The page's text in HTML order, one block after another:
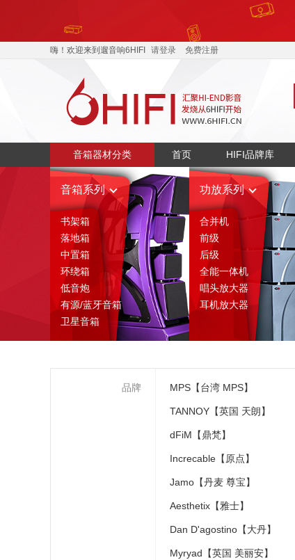
嗨！欢迎来到遛音响6HIFI 请登录 免费注册
音箱器材分类 首页 HIFI品牌库
音箱系列
书架箱
落地箱
中置箱
环绕箱
低音炮
有源/蓝牙音箱
卫星音箱
功放系列
合并机
前级
后级
全能一体机
唱头放大器
耳机放大器
品牌 MPS【台湾 MPS】
TANNOY【英国 天朗】
dFiM【鼎梵】
Increcable【原点】
Jamo【丹麦 尊宝】
Aesthetix【雅士】
Dan D'agostino【大丹】
Myryad【英国 美丽安】